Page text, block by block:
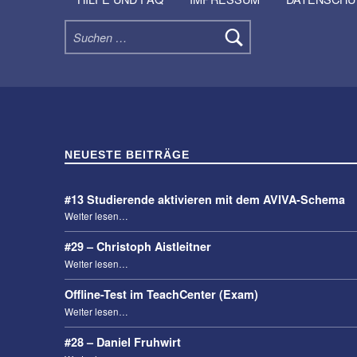
Suchen nach:
NEUESTE BEITRÄGE
#13 Studierende aktivieren mit dem AVIVA-Schema
Weiter lesen“#13 Studierende aktivieren mit dem AVIVA-Schema”
…
#29 – Christoph Aistleitner
Weiter lesen…
Offline-Test im TeachCenter (Exam)
Weiter lesen…
#28 – Daniel Fruhwirt